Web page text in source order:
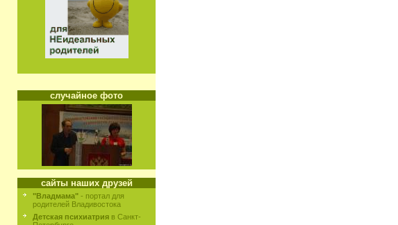
случайное фото
сайты наших друзей
"Владмама" - портал для
родителей Владивостока
Детская психиатрия в Санкт-